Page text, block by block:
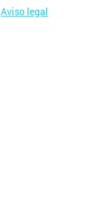
Aviso legal